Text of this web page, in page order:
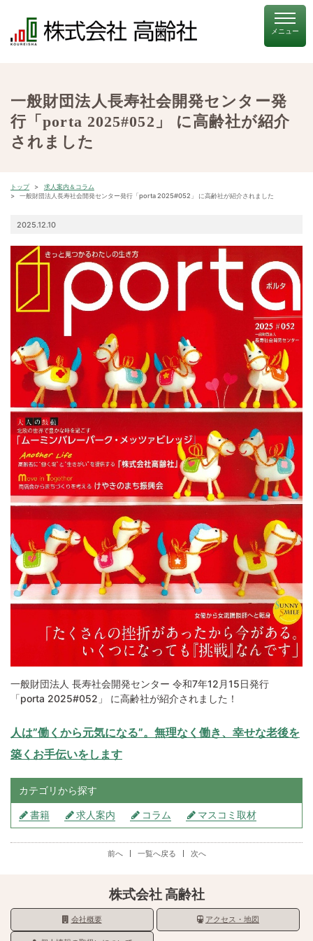
一般財団法人長寿社会開発センター発
行「porta 2025#052」 に高齢社が紹介
されました
トップ
求人案内＆コラム
一般財団法人長寿社会開発センター発行「porta 2025#052」 に高齢社が紹介されました
2025.12.10
一般財団法人 長寿社会開発センター 令和7年12月15日発行
「porta 2025#052」 に高齢社が紹介されました！
人は”働くから元気になる”。無理なく働き、幸せな老後を
築くお手伝いをします
カテゴリから探す
書籍 求人案内 コラム マスコミ取材
前へ 一覧へ戻る 次へ
株式会社 高齢社
会社概要 アクセス・地図